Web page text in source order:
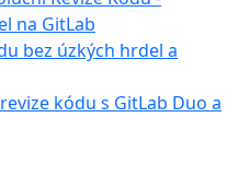
na GitLab
bez úzkých hrdel a
kódu s GitLab Duo a